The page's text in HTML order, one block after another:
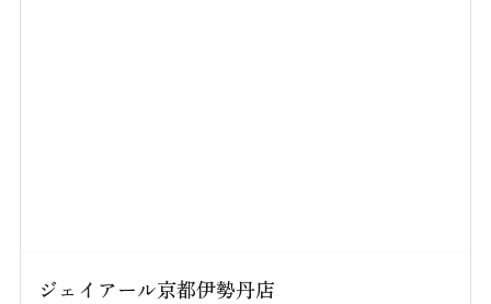
ジェイアール京都伊勢丹店